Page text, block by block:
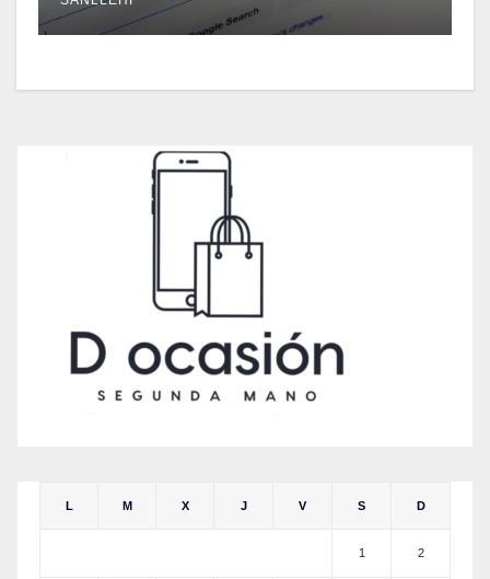
L M X J V S D
1 2